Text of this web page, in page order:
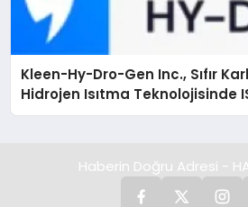
Kleen-Hy-Dro-Gen Inc., Sıfır
Hidrojen Isıtma Teknolojisinde
Düzenleyici Onaylarını Aldı
Haberin Doğru Adresi -